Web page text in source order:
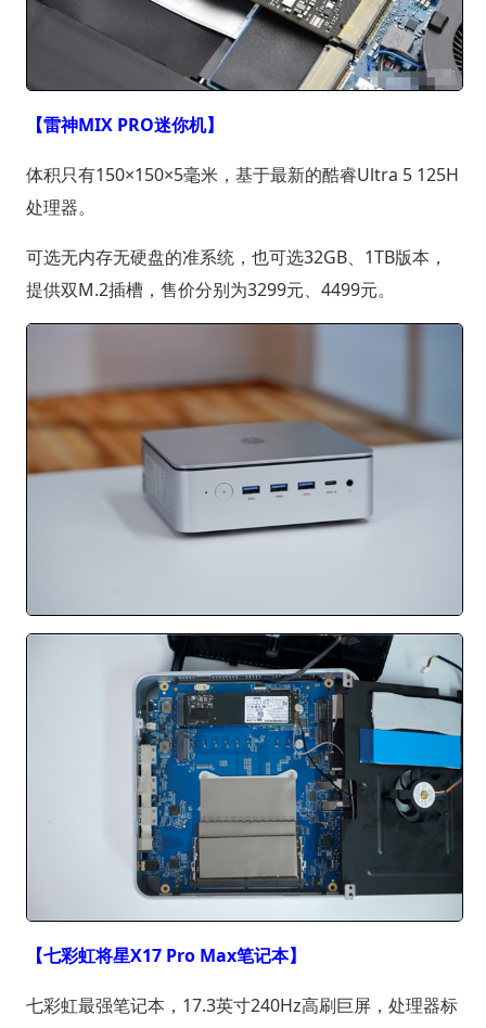
【雷神MIX PRO迷你机】
体积只有150×150×5毫米，基于最新的酷睿Ultra 5 125H
处理器。
可选无内存无硬盘的准系统，也可选32GB、1TB版本，
提供双M.2插槽，售价分别为3299元、4499元。
【七彩虹将星X17 Pro Max笔记本】
七彩虹最强笔记本，17.3英寸240Hz高刷巨屏，处理器标